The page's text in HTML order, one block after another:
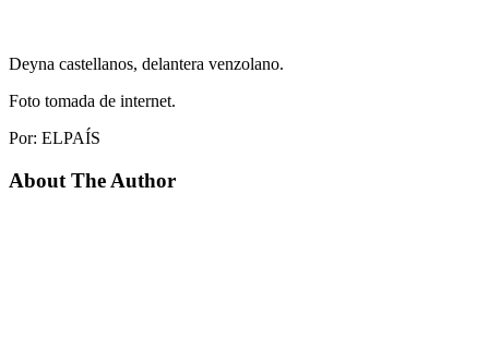
Deyna castellanos, delantera venzolano.
Foto tomada de internet.
Por: ELPAÍS
About The Author